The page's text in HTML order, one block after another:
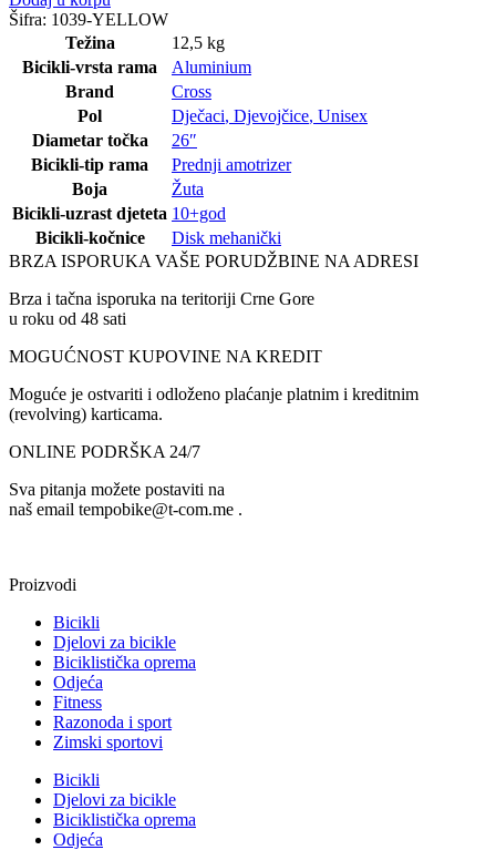
Šifra: 1039-YELLOW
Težina
12,5 kg
Bicikli-vrsta rama
Aluminium
Brand
Cross
Pol
Dječaci, Djevojčice, Unisex
Diametar točka
26″
Bicikli-tip rama
Prednji amotrizer
Boja
Žuta
Bicikli-uzrast djeteta 10+god
Bicikli-kočnice
Disk mehanički
BRZA ISPORUKA VAŠE PORUDŽBINE NA ADRESI
Brza i tačna isporuka na teritoriji Crne Gore
u roku od 48 sati
MOGUĆNOST KUPOVINE NA KREDIT
Moguće je ostvariti i odloženo plaćanje platnim i kreditnim
(revolving) karticama.
ONLINE PODRŠKA 24/7
Sva pitanja možete postaviti na
naš email tempobike@t-com.me .
Proizvodi
Bicikli
Djelovi za bicikle
Biciklistička oprema
Odjeća
Fitness
Razonoda i sport
Zimski sportovi
Bicikli
Djelovi za bicikle
Biciklistička oprema
Odjeća